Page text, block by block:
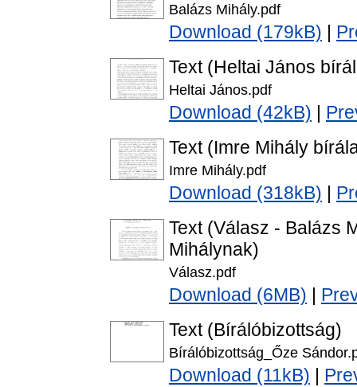
Balázs Mihály.pdf
Download (179kB)
Text (Heltai János
Heltai János.pdf
Download (42kB)
Text (Imre Mihály
Imre Mihály.pdf
Download (318kB)
Text (Válasz - Balázs
Mihálynak)
Válasz.pdf
Download (6MB)
Text (Bírálóbizottság)
Bírálóbizottság_Őze
Download (11kB)